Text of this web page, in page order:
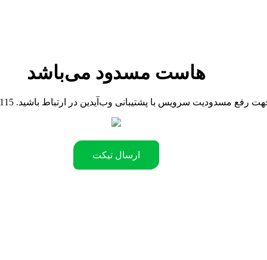
هاست مسدود می‌باشد
.جهت رفع مسدودیت سرویس با پشتیبانی وب‌آیدین در ارتباط باشید
ارسال تیکت